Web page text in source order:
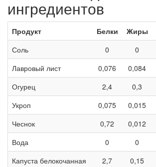
ингредиентов
Продукт Белки Жиры
Соль
0 0
Лавровый лист
0,076 0,084
Огурец
2,4 0,3
Укроп
0,075 0,015
Чеснок
0,72 0,012
Вода
0 0
Капуста белокочанная
2,7 0,15